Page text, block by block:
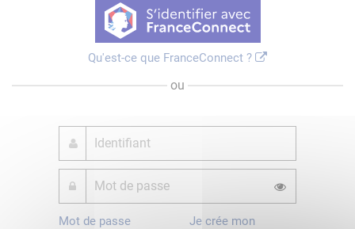
Qu'est-ce que FranceConnect ?
ou
Mot de passe
Je crée mon